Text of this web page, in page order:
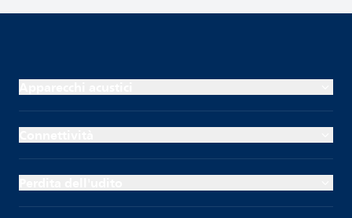
Apparecchi acustici
Connettività
Perdita dell'udito